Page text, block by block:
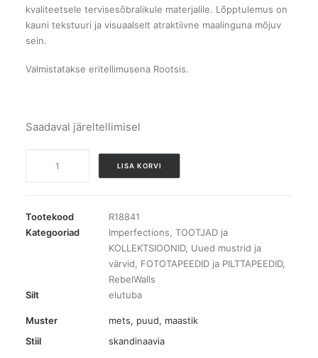
kvaliteetsele tervisesõbralikule materjalile. Lõpptulemus on
kauni tekstuuri ja visuaalselt atraktiivne maalinguna mõjuv
sein.
Valmistatakse eritellimusena Rootsis.
Saadaval järeltellimisel
Vintage
kogus
LISA KORVI
Tootekood
R18841
Kategooriad
Imperfections TOOTJAD ja
KOLLEKTSIOONID, Uued mustrid ja
värvid
FOTOTAPEEDID ja PILTTAPEEDID,
RebelWalls
Silt
elutuba
Muster mets, puud, maastik
Stiil
skandinaavia